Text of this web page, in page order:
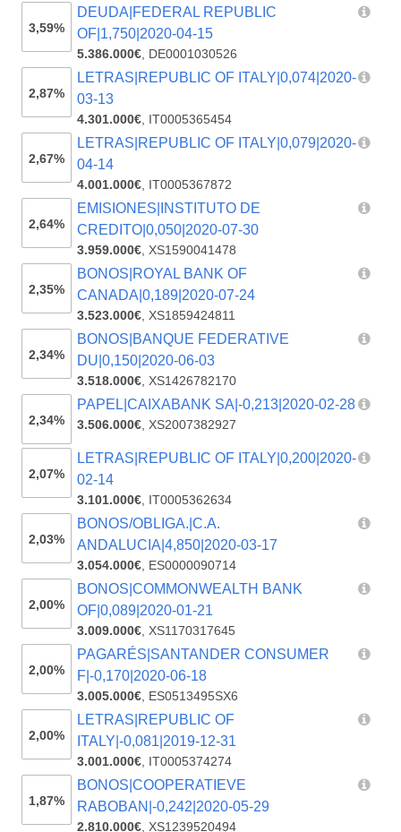
3,59%
DEUDA|FEDERAL REPUBLIC
OF|1,750|2020-04-15
5.386.000€, DE0001030526
2,87%
LETRAS|REPUBLIC OF ITALY|0,074|2020-
03-13
4.301.000€, IT0005365454
2,67%
LETRAS|REPUBLIC OF ITALY|0,079|2020-
04-14
4.001.000€, IT0005367872
2,64%
EMISIONES|INSTITUTO DE
CREDITO|0,050|2020-07-30
3.959.000€,XS1590041478
2,35%
BONOS|ROYAL BANK OF
CANADA|0,189|2020-07-24
3.523.000€,XS1859424811
2,34%
BONOS|BANQUE FEDERATIVE
DU|0,150|2020-06-03
3.518.000€,XS1426782170
2,34%
PAPEL|CAIXABANK SA|-0,213|2020-02-28
3.506.000€,XS2007382927
2,07%
LETRAS|REPUBLIC OF ITALY|0,200|2020-
02-14
3.101.000€, IT0005362634
2,03%
BONOS/OBLIGA.|C.A.
ANDALUCIA|4,850|2020-03-17
3.054.000€, ES0000090714
2,00%
BONOS|COMMONWEALTH BANK
OF|0,089|2020-01-21
3.009.000€,XS1170317645
2,00%
PAGARÉS|SANTANDER CONSUMER
F|-0,170|2020-06-18
3.005.000€, ES0513495SX6
2,00%
LETRAS|REPUBLIC OF
ITALY|-0,081|2019-12-31
3.001.000€, IT0005374274
1,87%
BONOS|COOPERATIEVE
RABOBAN|-0,242|2020-05-29
2.810.000€,XS1239520494